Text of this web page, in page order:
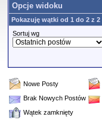
Opcje widoku
Pokazuję wątki od 1 do 2 z 2
Sortuj wg
Nowe Posty
Brak Nowych Postów
Wątek zamknięty